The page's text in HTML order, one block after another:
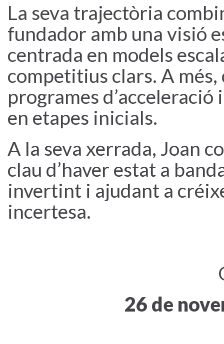
La seva trajectòria
fundador amb una visió
centrada en models
competitius clars. A
programes
en etapes inicials.
A la seva xerrada, Joan
clau d’haver estat a
invertint i ajudant a
incertesa.
26 de